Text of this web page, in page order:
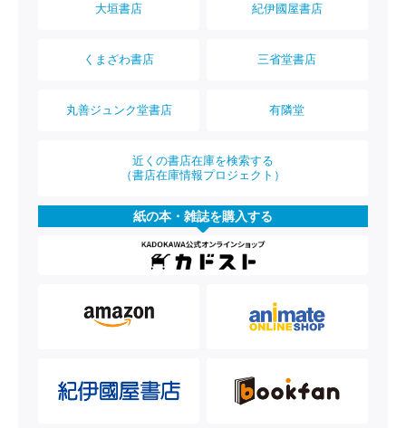
大垣書店 紀伊國屋書店
くまざわ書店 三省堂書店
丸善ジュンク堂書店 有隣堂
近くの書店在庫を検索する
（書店在庫情報プロジェクト）
紙の本・雑誌を購入する